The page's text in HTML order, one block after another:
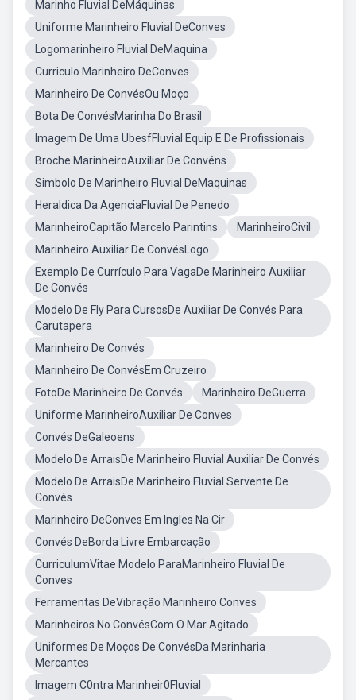
Marinho Fluvial DeMáquinas
Uniforme Marinheiro Fluvial DeConves
Logomarinheiro Fluvial DeMaquina
Curriculo Marinheiro DeConves
Marinheiro De ConvésOu Moço
Bota De ConvésMarinha Do Brasil
Imagem De Uma UbesfFluvial Equip E De Profissionais
Broche MarinheiroAuxiliar De Convéns
Simbolo De Marinheiro Fluvial DeMaquinas
Heraldica Da AgenciaFluvial De Penedo
MarinheiroCapitão Marcelo Parintins
MarinheiroCivil
Marinheiro Auxiliar De ConvésLogo
Exemplo De Currículo Para VagaDe Marinheiro Auxiliar
De Convés
Modelo De Fly Para CursosDe Auxiliar De Convés Para
Carutapera
Marinheiro De Convés
Marinheiro De ConvésEm Cruzeiro
FotoDe Marinheiro De Convés
Marinheiro DeGuerra
Uniforme MarinheiroAuxiliar De Conves
Convés DeGaleoens
Modelo De ArraisDe Marinheiro Fluvial Auxiliar De Convés
Modelo De ArraisDe Marinheiro Fluvial Servente De
Convés
Marinheiro DeConves Em Ingles Na Cir
Convés DeBorda Livre Embarcação
CurriculumVitae Modelo ParaMarinheiro Fluvial De
Conves
Ferramentas DeVibração Marinheiro Conves
Marinheiros No ConvésCom O Mar Agitado
Uniformes De Moços De ConvésDa Marinharia
Mercantes
Imagem C0ntra Marinheir0Fluvial